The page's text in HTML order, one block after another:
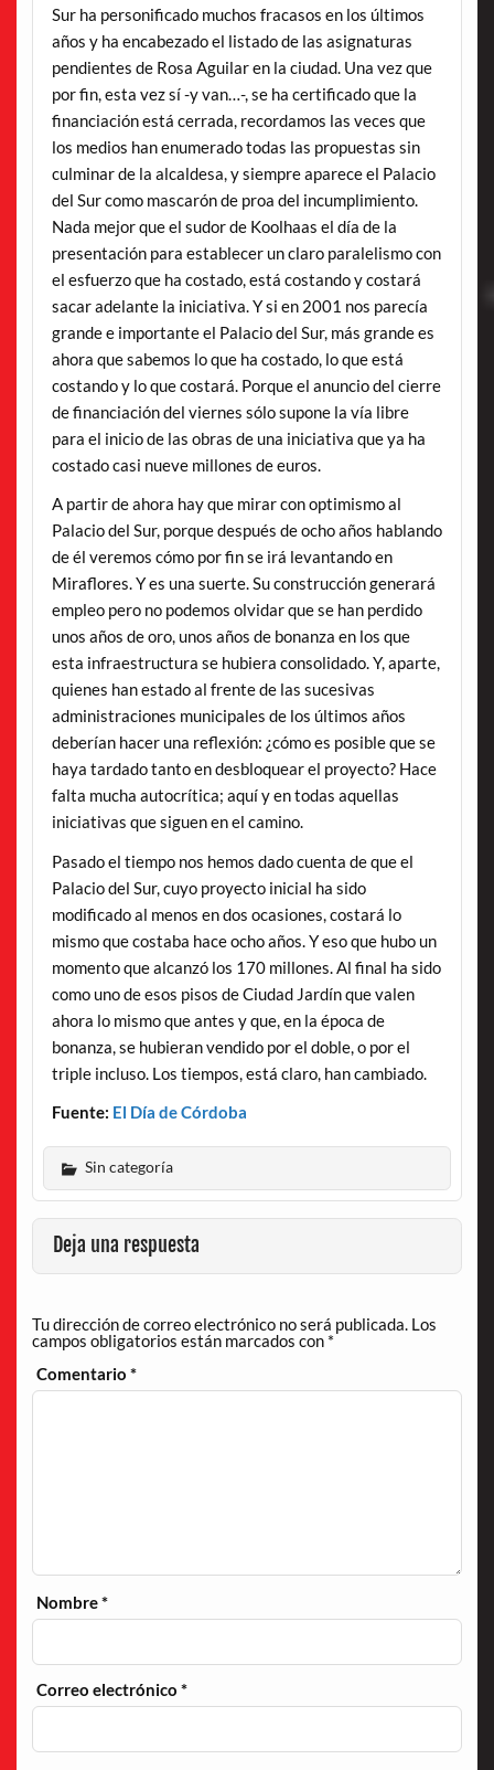
Sur ha personificado muchos fracasos en los últimos
años y ha encabezado el listado de las asignaturas
pendientes de Rosa Aguilar en la ciudad. Una vez que
por fin, esta vez sí -y van…-, se ha certificado que la
financiación está cerrada, recordamos las veces que
los medios han enumerado todas las propuestas sin
culminar de la alcaldesa, y siempre aparece el Palacio
del Sur como mascarón de proa del incumplimiento.
Nada mejor que el sudor de Koolhaas el día de la
presentación para establecer un claro paralelismo con
el esfuerzo que ha costado, está costando y costará
sacar adelante la iniciativa. Y si en 2001 nos parecía
grande e importante el Palacio del Sur, más grande es
ahora que sabemos lo que ha costado, lo que está
costando y lo que costará. Porque el anuncio del cierre
de financiación del viernes sólo supone la vía libre
para el inicio de las obras de una iniciativa que ya ha
costado casi nueve millones de euros.
A partir de ahora hay que mirar con optimismo al
Palacio del Sur, porque después de ocho años hablando
de él veremos cómo por fin se irá levantando en
Miraflores. Y es una suerte. Su construcción generará
empleo pero no podemos olvidar que se han perdido
unos años de oro, unos años de bonanza en los que
esta infraestructura se hubiera consolidado. Y, aparte,
quienes han estado al frente de las sucesivas
administraciones municipales de los últimos años
deberían hacer una reflexión: ¿cómo es posible que se
haya tardado tanto en desbloquear el proyecto? Hace
falta mucha autocrítica; aquí y en todas aquellas
iniciativas que siguen en el camino.
Pasado el tiempo nos hemos dado cuenta de que el
Palacio del Sur, cuyo proyecto inicial ha sido
modificado al menos en dos ocasiones, costará lo
mismo que costaba hace ocho años. Y eso que hubo un
momento que alcanzó los 170 millones. Al final ha sido
como uno de esos pisos de Ciudad Jardín que valen
ahora lo mismo que antes y que, en la época de
bonanza, se hubieran vendido por el doble, o por el
triple incluso. Los tiempos, está claro, han cambiado.
Fuente: El Día de Córdoba
Sin categoría
Deja una respuesta
Tu dirección de correo electrónico no será publicada. Los
campos obligatorios están marcados con *
Comentario*
Nombre*
Correo electrónico*